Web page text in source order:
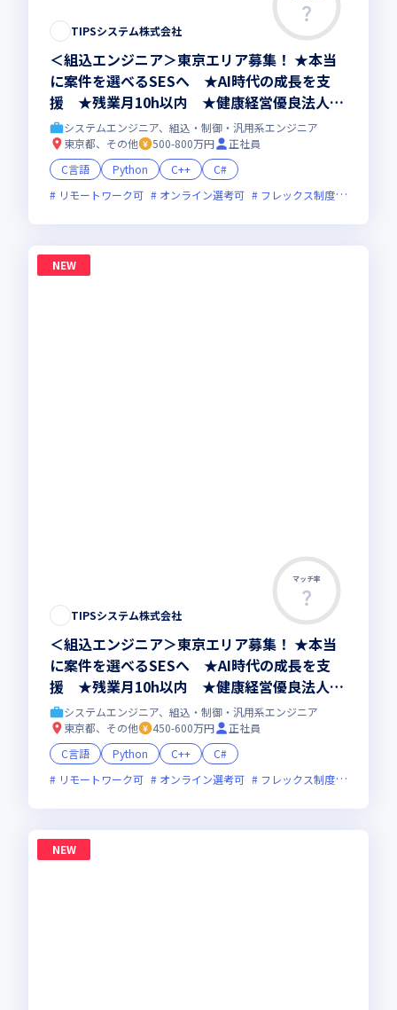
TIPSシステム株式会社
＜組込エンジニア＞東京エリア募集！ ★本当
に案件を選べるSESへ ★AI時代の成長を支
援 ★残業月10h以内 ★健康経営優良法人20
26認定
システムエンジニア、組込・制御・汎用系エンジニア
東京都、その他
500-800万円
正社員
C言語
Python C++
C#
リモートワーク可
オンライン選考可 フレックス制度あり
NEW
マッチ率
TIPSシステム株式会社
＜組込エンジニア＞東京エリア募集！ ★本当
に案件を選べるSESへ ★AI時代の成長を支
援 ★残業月10h以内 ★健康経営優良法人20
26認定
システムエンジニア、組込・制御・汎用系エンジニア
東京都、その他
450-600万円
正社員
C言語
Python C++
C#
リモートワーク可
オンライン選考可 フレックス制度あり
NEW